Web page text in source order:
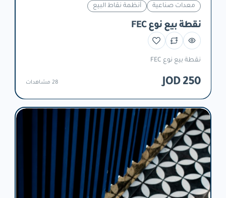
معدات صناعية أنظمة نقاط البيع
نقطة بيع نوع FEC
نقطة بيع نوع FEC
250 JOD 28 مشاهدات